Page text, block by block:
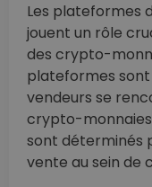
Les plateformes
jouent un rôle
des crypto-
plateformes
vendeurs se
crypto-
sont déterminés
vente au sein de